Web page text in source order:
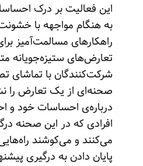
این فعالیت بر درک
به هنگام مواجهه با
راهکارهای مسالمت‌آمیز
تعارض‌های ستیزه‌جویانه
شرکت‌کنندگان با تماشای
صحنه‌ای از یک تعارض را
درباره‌ی احساسات خود و
افرادی که در این صحنه
می‌کنند و می‌کوشند
پایان دادن به درگیری